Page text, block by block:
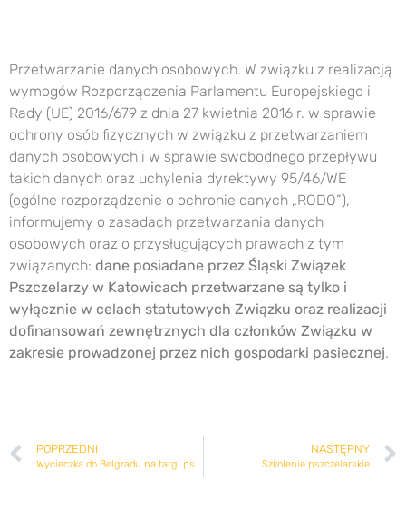
Przetwarzanie danych osobowych. W związku z realizacją
wymogów Rozporządzenia Parlamentu Europejskiego i
Rady (UE) 2016/679 z dnia 27 kwietnia 2016 r. w sprawie
ochrony osób fizycznych w związku z przetwarzaniem
danych osobowych i w sprawie swobodnego przepływu
takich danych oraz uchylenia dyrektywy 95/46/WE
(ogólne rozporządzenie o ochronie danych „RODO”),
informujemy o zasadach przetwarzania danych
osobowych oraz o przysługujących prawach z tym
związanych: dane posiadane przez Śląski Związek
Pszczelarzy w Katowicach przetwarzane są tylko i
wyłącznie w celach statutowych Związku oraz realizacji
dofinansowań zewnętrznych dla członków Związku w
zakresie prowadzonej przez nich gospodarki pasiecznej.
POPRZEDNI
Wycieczka do Belgradu na targi pszczelarskie
NASTĘPNY
Szkolenie pszczelarskie